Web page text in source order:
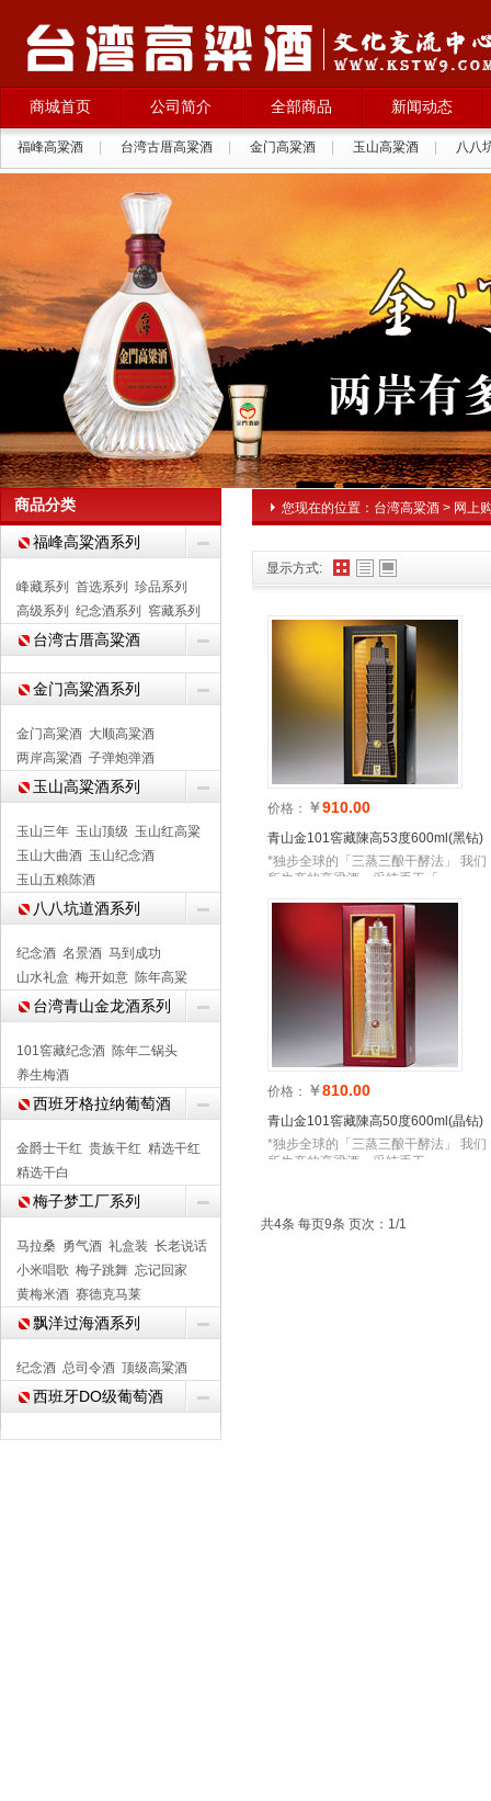
商城首页 公司简介 全部商品 新闻动态
福峰高粱酒 台湾古厝高粱酒 金门高粱酒 玉山高粱酒
八八
拉纳葡萄酒
|
商品分类
福峰高粱酒系列
峰藏系列 首选系列
珍品系列
高级系列
纪念酒系列 窖藏系列
台湾古厝高粱酒
金门高粱酒系列
金门高粱酒 大顺高粱酒
两岸高粱酒 子弹炮弹酒
玉山高粱酒系列
玉山三年 玉山顶级 玉山红高粱
玉山大曲酒 玉山纪念酒
玉山五粮陈酒
八八坑道酒系列
纪念酒 名景酒 马到成功
山水礼盒 梅开如意 陈年高粱
台湾青山金龙酒系列
101窖藏纪念酒 陈年二锅头
养生梅酒
西班牙格拉纳葡萄酒
金爵士干红 贵族干红 精选干红
精选干白
梅子梦工厂系列
马拉桑 勇气酒 礼盒装 长老说话
小米唱歌 梅子跳舞 忘记回家
黄梅米酒 赛德克马莱
飘洋过海酒系列
纪念酒 总司令酒 顶级高粱酒
西班牙DO级葡萄酒
您现在的位置： 台湾高粱酒 > 网上
显示方式:
价格： ￥910.00
青山金101窖藏陳高53度600ml(黑钻)
*独步全球的「三蒸三酿干酵法」 我们
所生产的高梁酒，采纯手工「
价格： ￥810.00
青山金101窖藏陳高50度600ml(晶钻)
*独步全球的「三蒸三酿干酵法」 我们
所生产的高梁酒，采纯手工
共4条 每页9条 页次：1/1